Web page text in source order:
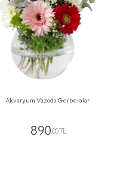
Akvaryum Vazoda Gerberalar
890,00 TL